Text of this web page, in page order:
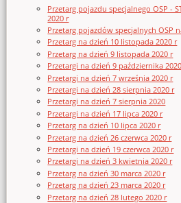
Przetarg pojazdu specjalnego OSP -
2020 r
Przetarg pojazdów specjalnych OSP
Przetarg na dzień 10 listopada 2020 r
Przetarg na dzień 9 listopada 2020 r
Przetargi na dzień 9 października
Przetargi na dzień 7 września 2020 r
Przetargi na dzień 28 sierpnia 2020 r
Przetargi na dzień 7 sierpnia 2020
Przetargi na dzień 17 lipca 2020 r
Przetarg na dzień 10 lipca 2020 r
Przetarg na dzień 26 czerwca 2020 r
Przetargi na dzień 19 czerwca 2020 r
Przetargi na dzień 3 kwietnia 2020 r
Przetarg na dzień 30 marca 2020 r
Przetarg na dzień 23 marca 2020 r
Przetarg na dzień 28 lutego 2020 r